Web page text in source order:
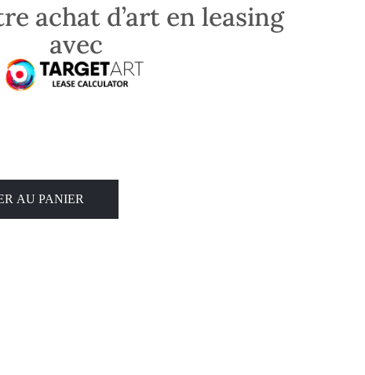
achat d’art en leasing
avec
AU PANIER